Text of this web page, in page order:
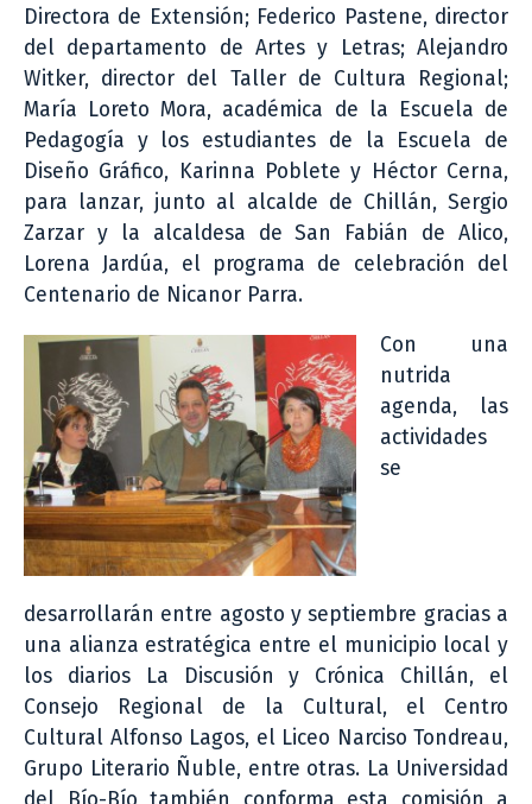
Directora de Extensión; Federico Pastene, director
del departamento de Artes y Letras; Alejandro
Witker, director del Taller de Cultura Regional;
María Loreto Mora, académica de la Escuela de
Pedagogía y los estudiantes de la Escuela de
Diseño Gráfico, Karinna Poblete y Héctor Cerna,
para lanzar, junto al alcalde de Chillán, Sergio
Zarzar y la alcaldesa de San Fabián de Alico,
Lorena Jardúa, el programa de celebración del
Centenario de Nicanor Parra.
Con una
nutrida
agenda, las
actividades
se
desarrollarán entre agosto y septiembre gracias a
una alianza estratégica entre el municipio local y
los diarios La Discusión y Crónica Chillán, el
Consejo Regional de la Cultural, el Centro
Cultural Alfonso Lagos, el Liceo Narciso Tondreau,
Grupo Literario Ñuble, entre otras. La Universidad